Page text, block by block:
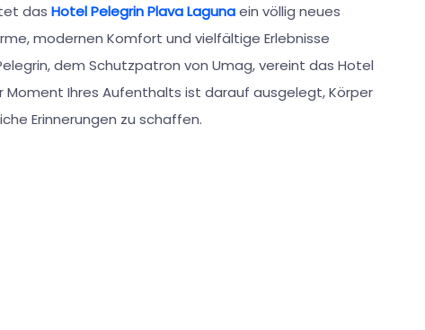
das Hotel Pelegrin Plava Lagunaein völlig neues
modernen Komfort und vielfältige Erlebnisse
dem Schutzpatron von Umag, vereint das Hotel
Moment Ihres Aufenthalts ist darauf ausgelegt, Körper
Erinnerungen zu schaffen.